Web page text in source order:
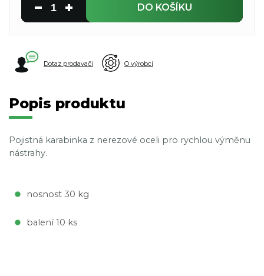
DO KOŠÍKU
Dotaz prodavači O výrobci
Popis produktu
Pojistná karabinka z nerezové oceli pro rychlou výměnu
nástrahy.
nosnost 30 kg
balení 10 ks